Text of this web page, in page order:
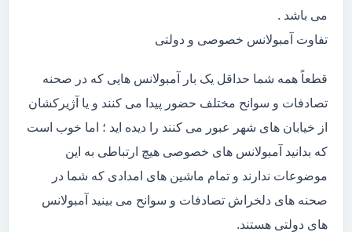
می باشد .
تفاوت آمبولانس خصوصی و دولتی
قطعاً همه شما حداقل یک بار آمبولانس هایی که در صحنه
تصادفات و سوانح مختلف حضور پیدا می کنند و یا آژیرکشان
از خیابان های شهر عبور می کنند را دیده اید ؛ اما خوب است
که بدانید آمبولانس های خصوصی هیچ ارتباطی به این
موضوعات ندارند و تمام ماشین های امدادی که شما در
صحنه های دلخراش تصادفات و سوانح می بینید آمبولانس
های دولتی هستند.